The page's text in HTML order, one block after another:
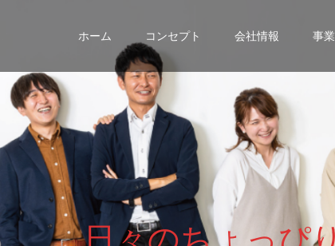
ホーム コンセプト 会社情報 事